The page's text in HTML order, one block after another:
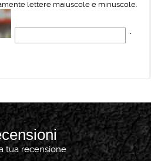
lettere maiuscole e minuscole.
*
tua recensione